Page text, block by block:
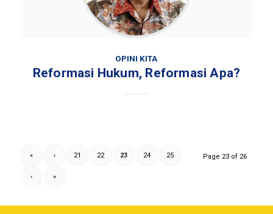
OPINI KITA
Reformasi Hukum, Reformasi Apa?
Page 23 of 26
« ‹ 21 22 23 24 25
› »